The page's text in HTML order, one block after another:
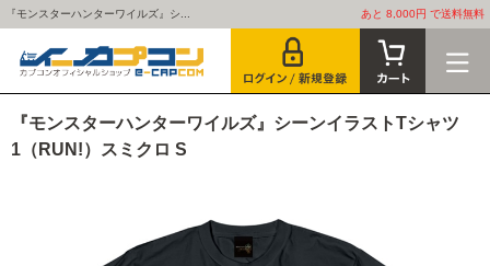
『モンスターハンターワイルズ』シ... あと 8,000円 で送料無料
『モンスターハンターワイルズ』シーンイラストTシャツ
1（RUN!）スミクロ S